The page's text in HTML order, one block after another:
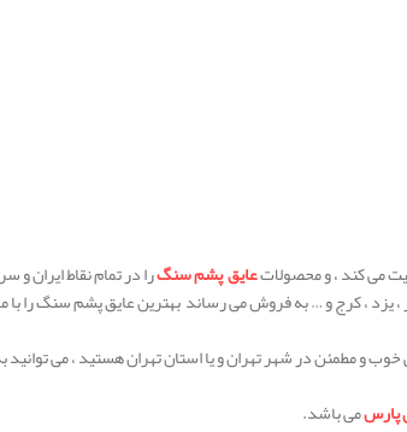
می کند ، و محصولاتعایق پشم سنگرا در تمام نقاط ایران
یزد ، کرج و … به فروش می رساند بهترین عایق پشم سنگ را با
و مطمئن در شهر تهران و یا استان تهران هستید ، می
پارسمی باشد.